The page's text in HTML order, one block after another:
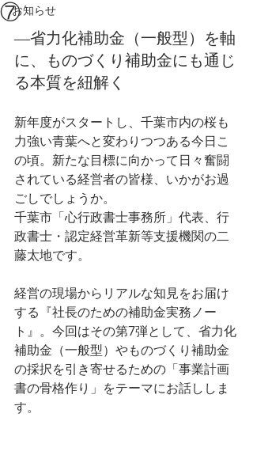
お知らせ
⑦
―省力化補助金（一般型）を軸
に、ものづくり補助金にも通じ
る本質を紐解く
新年度がスタートし、千葉市内の桜も
力強い青葉へと変わりつつある今日こ
の頃。新たな目標に向かって日々奮闘
されている経営者の皆様、いかがお過
ごしでしょうか。
千葉市「心行政書士事務所」代表、行
政書士・認定経営革新等支援機関の二
藤太地です。
経営の現場からリアルな知見をお届け
する『社長のための補助金実務ノー
ト』。今回はその第7弾として、省力化
補助金（一般型）やものづくり補助金
の採択を引き寄せるための「事業計画
書の骨格作り」をテーマにお話ししま
す。